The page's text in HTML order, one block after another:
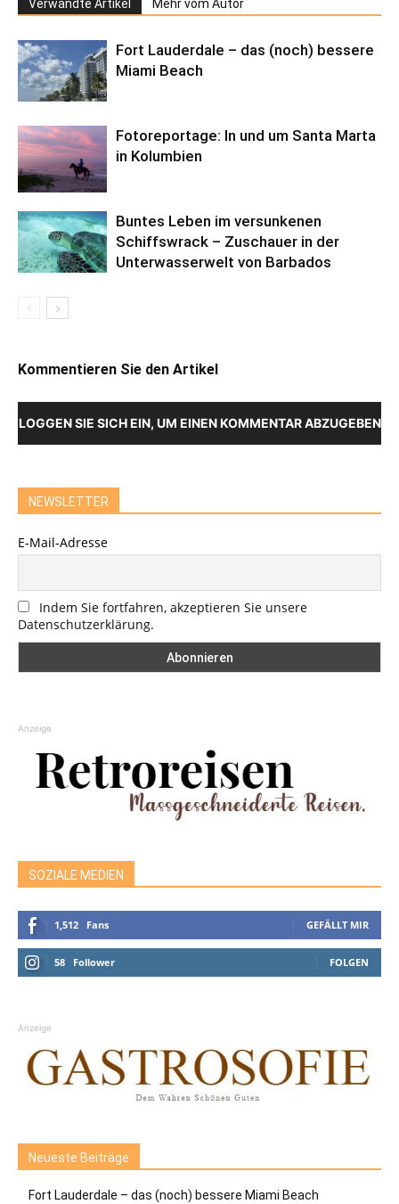
Verwandte Artikel Mehr vom Autor
Fort Lauderdale – das (noch) bessere
Miami Beach
Fotoreportage: In und um Santa Marta
in Kolumbien
Buntes Leben im versunkenen
Schiffswrack – Zuschauer in der
Unterwasserwelt von Barbados
Kommentieren Sie den Artikel
LOGGEN SIE SICH EIN, UM EINEN KOMMENTAR ABZUGEBEN
NEWSLETTER
E-Mail-Adresse
Indem Sie fortfahren, akzeptieren Sie unsere
Datenschutzerklärung.
Anzeige
SOZIALE MEDIEN
1,512 Fans GEFÄLLT MIR
58 Follower FOLGEN
Anzeige
Neueste Beiträge
Fort Lauderdale – das (noch) bessere Miami Beach